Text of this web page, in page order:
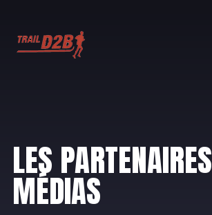
LES PARTENAIRES
MÉDIAS